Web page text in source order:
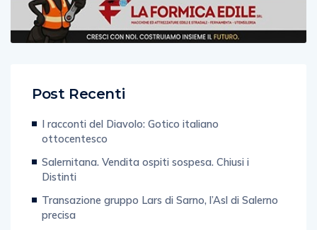
Post Recenti
I racconti del Diavolo: Gotico italiano
ottocentesco
Salernitana. Vendita ospiti sospesa. Chiusi i
Distinti
Transazione gruppo Lars di Sarno, l’Asl di Salerno
precisa